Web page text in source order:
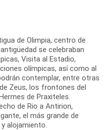
de Olimpia, centro de
se celebraban
Visita al Estadio,
olímpicas, así como al
contemplar, entre otras
Zeus, los frontones del
de Praxiteles.
de Rio a Antirion,
el más grande de
alojamiento.